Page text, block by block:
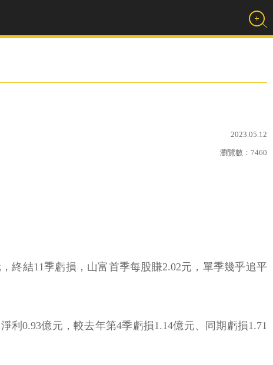
2023.05.12
瀏覽數： 7460
終結11季虧損，山富首季每股賺2.02元，單季幾乎追平
0.93億元，較去年第4季虧損1.14億元、同期虧損1.71